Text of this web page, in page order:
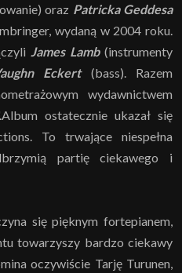
oraz Patricka Geddesa
wydaną w 2004 roku.
James Lamb(instrumenty
Eckert (bass). Razem
wydawnictwem
ostatecznie ukazał się
To trwające niespełna
partię ciekawego i
się pięknym fortepianem,
towarzyszy bardzo ciekawy
oczywiście Tarję Turunen,